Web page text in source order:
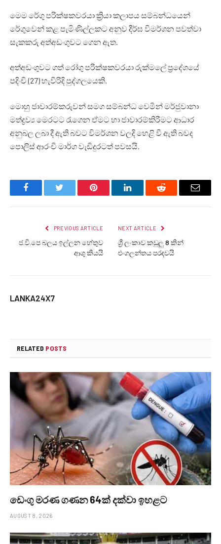
මෙම රේගු පරික්ෂකවරයා ක්‍රියා කලාපය සම්බන්ධයෙන්
රේගුවෙන් කළ පැමිණිල්ලකට අනුව දීර්ඝ විමර්ශන පවත්වා
සැකකරු අත්අඩංගුවට ගෙන ඇත.
අත්අඩංගුවට ගත් රෝගු පරික්ෂකවරයා රුක්මලේ ප්‍රදේශයේ
පදිංචි (27) හැවිරිදි පුද්ගලයෙකි.
මොහු ජාවාරම්කරුවන් සමග සම්බන්ධ වෙමින් මර්ජුවානා
මත්ද්‍රව්‍ය මෙරටට රැගෙන ඒමට හා ජාවාරම්කිරීමට ආධාර
අනුබල ලබා දී ඇති බවට විමර්ශන වලදි හෙළි වී ඇති බවද
පොලිස් ආරංචි මාර්ග වැඩිදුරටත් පවසයි.
FacebookTwitter Pinterest LinkedInReddit Email
PREVIOUS ARTICLE
ජ.වි.පෙ බලය ඉල්ලන හේතුව
ආශු කියයි
NEXT ARTICLE
ශ්‍රී ලංකාව කඩුලු 8 කින්
එංගලන්තය පරදවයි
LANKA24X7
RELATED POSTS
ඩෙංගු මරණ ගණන 64ක් දක්වා ඉහළට
AUGUST 8, 2026